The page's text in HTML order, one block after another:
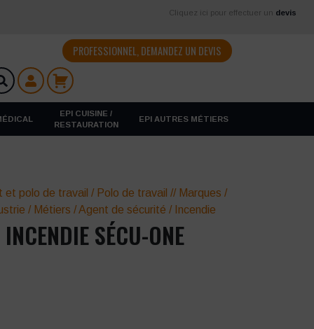
Cliquez ici pour effectuer un devis
PROFESSIONNEL, DEMANDEZ UN DEVIS
EPI CUISINE /
RESTAURATION
EPI AUTRES MÉTIERS
et polo de travail / Polo de travail // Marques /
/ Métiers /Agent de sécurité / Incendie
SÉCU-ONE